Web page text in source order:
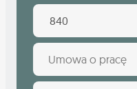
Umowa o pracę